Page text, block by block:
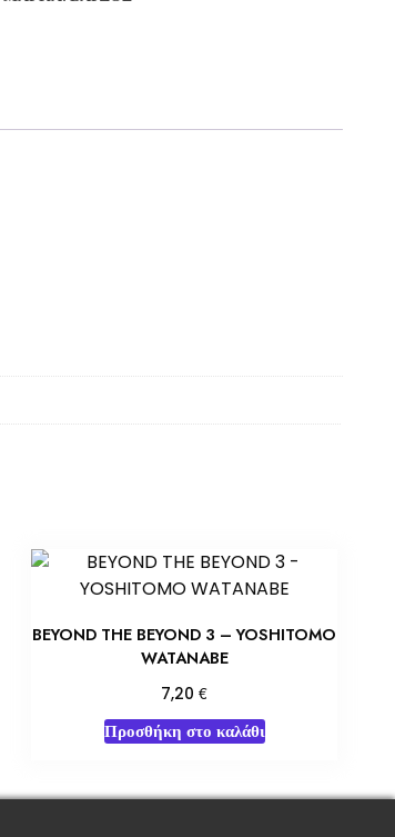
BEYOND THE BEYOND 3 – YOSHITOMO
WATANABE
7,20€
Προσθήκη στο καλάθι